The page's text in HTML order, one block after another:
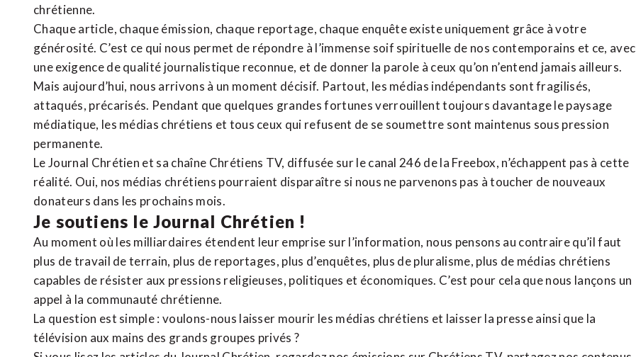
chrétienne.
Chaque article, chaque émission, chaque reportage, chaque enquête existe uniquement grâce à votre
générosité. C’est ce qui nous permet de répondre à l’immense soif spirituelle de nos contemporains et ce, avec
une exigence de qualité journalistique reconnue, et de donner la parole à ceux qu’on n’entend jamais ailleurs.
Mais aujourd’hui, nous arrivons à un moment décisif. Partout, les médias indépendants sont fragilisés,
attaqués, précarisés. Pendant que quelques grandes fortunes verrouillent toujours davantage le paysage
médiatique, les médias chrétiens et tous ceux qui refusent de se soumettre sont maintenus sous pression
permanente.
Le Journal Chrétien et sa chaîne Chrétiens TV, diffusée sur le canal 246 de la Freebox, n’échappent pas à cette
réalité. Oui, nos médias chrétiens pourraient disparaître si nous ne parvenons pas à toucher de nouveaux
donateurs dans les prochains mois.
Je soutiens le Journal Chrétien !
Au moment où les milliardaires étendent leur emprise sur l’information, nous pensons au contraire qu’il faut
plus de travail de terrain, plus de reportages, plus d’enquêtes, plus de pluralisme, plus de médias chrétiens
capables de résister aux pressions religieuses, politiques et économiques. C’est pour cela que nous lançons un
appel à la communauté chrétienne.
La question est simple : voulons-nous laisser mourir les médias chrétiens et laisser la presse ainsi que la
télévision aux mains des grands groupes privés ?